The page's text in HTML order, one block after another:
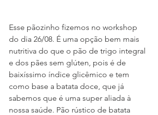
Esse pãozinho fizemos no workshop
do dia 26/08. É uma opção bem mais
nutritiva do que o pão de trigo integral
e dos pães sem glúten, pois é de
baixíssimo índice glicêmico e tem
como base a batata doce, que já
sabemos que é uma super aliada à
nossa saúde. Pão rústico de batata